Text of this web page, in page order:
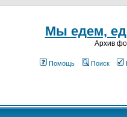
Мы едем,
Архив
Помощь Поиск